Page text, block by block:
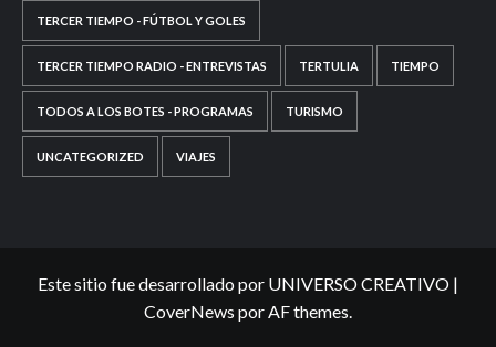
TERCER TIEMPO - FÚTBOL Y GOLES
TERCER TIEMPO RADIO - ENTREVISTAS TERTULIA TIEMPO
TODOS A LOS BOTES - PROGRAMAS TURISMO
UNCATEGORIZED VIAJES
Este sitio fue desarrollado por UNIVERSO CREATIVO |
CoverNews por AF themes.